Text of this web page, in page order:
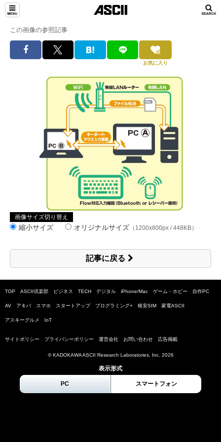
この画像の参照記事
お気に入り
画像サイズ切り替え
縮小サイズ オリジナルサイズ （1200x800px / 448KB）
記事に戻る
TOP ASCII倶楽部 ビジネス TECH デジタル iPhone/Mac ゲーム・ホビー 自作PC
AV アキバ スマホ スタートアップ プログラミング+ 格安SIM 家電ASCII
アスキーグルメ IoT
サイトポリシー プライバシーポリシー 運営会社 お問い合わせ 広告掲載
© KADOKAWA ASCII Research Laboratories, Inc. 2026
表示形式
PC スマートフォン